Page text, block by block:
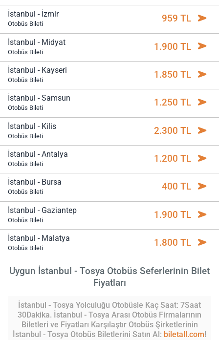
İstanbul - İzmir
Otobüs Bileti 959 TL
İstanbul - Midyat
Otobüs Bileti 1.900 TL
İstanbul - Kayseri
Otobüs Bileti 1.850 TL
İstanbul - Samsun
Otobüs Bileti 1.250 TL
İstanbul - Kilis
Otobüs Bileti 2.300 TL
İstanbul - Antalya
Otobüs Bileti 1.200 TL
İstanbul - Bursa
Otobüs Bileti 400 TL
İstanbul - Gaziantep
Otobüs Bileti 1.900 TL
İstanbul - Malatya
Otobüs Bileti 1.800 TL
Uygun İstanbul - Tosya Otobüs Seferlerinin Bilet
Fiyatları
İstanbul - Tosya Yolculuğu Otobüsle Kaç Saat: 7Saat
30Dakika. İstanbul - Tosya Arası Otobüs Firmalarının
Biletleri ve Fiyatları Karşılaştır Otobüs Şirketlerinin
İstanbul - Tosya Otobüs Biletlerini Satın Al: biletall.com!